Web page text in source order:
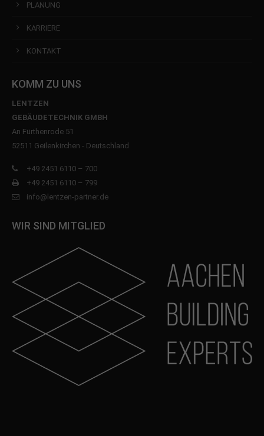
PLANUNG
KARRIERE
KONTAKT
KOMM ZU UNS
LENTZEN
GEBÄUDETECHNIK GMBH
An Fürthenrode 51
52511 Geilenkirchen - Deutschland
+49 2451 6110 – 700
+49 2451 6110 – 799
info@lentzen-partner.de
WIR SIND MITGLIED